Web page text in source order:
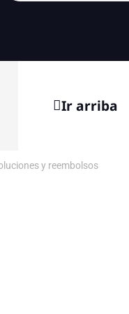
Ir arriba
y reembolsos